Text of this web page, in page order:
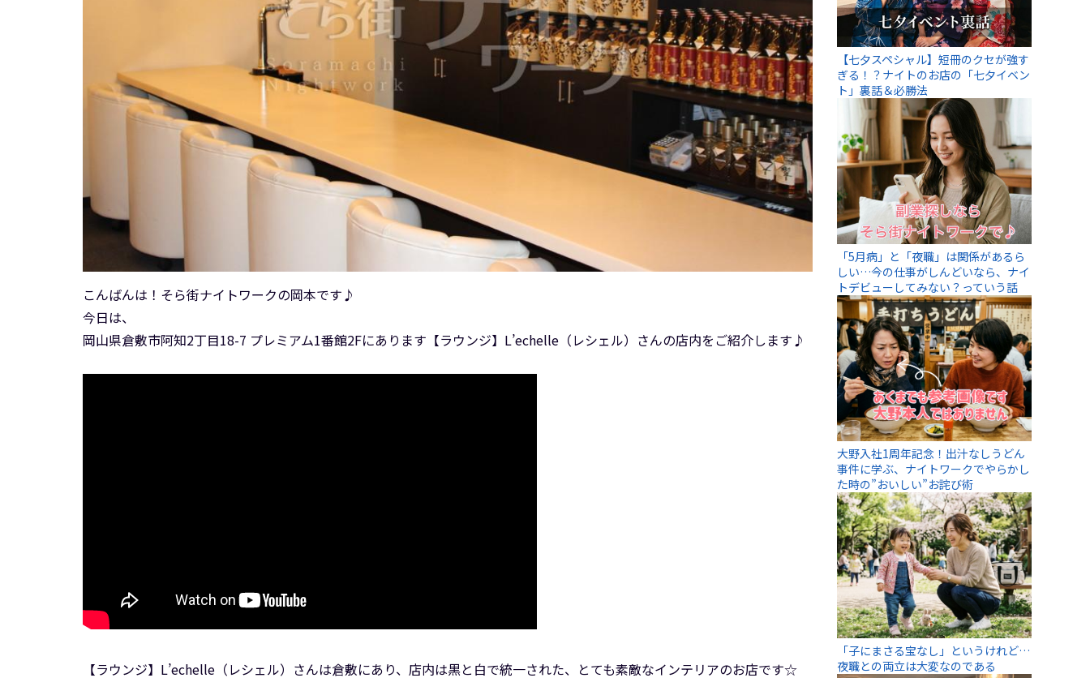
こんばんは！そら街ナイトワークの岡本です♪
今日は、
岡山県倉敷市阿知2丁目18-7 プレミアム1番館2Fにあります【ラウンジ】L’echelle（レシェル）さんの店内をご紹介します♪
【ラウンジ】L’echelle（レシェル）さんは倉敷にあり、店内は黒と白で統一された、とても素敵なインテリアのお店です☆
【七夕スペシャル】短冊のクセが強す
ぎる！？ナイトのお店の「七夕イベン
ト」裏話＆必勝法
「5月病」と「夜職」は関係があるら
しい…今の仕事がしんどいなら、ナイ
トデビューしてみない？っていう話
大野入社1周年記念！出汁なしうどん
事件に学ぶ、ナイトワークでやらかし
た時の”おいしい”お詫び術
「子にまさる宝なし」というけれど…
夜職との両立は大変なのである